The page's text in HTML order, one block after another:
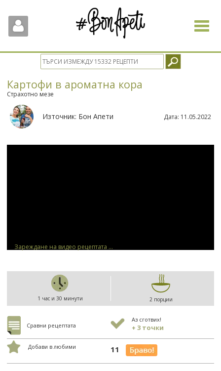
Toggle
Картофи в ароматна кора
Страхотно мезе
Източник: Бон Апети Дата: 11.05.2022
Зареждане на видео рецептата ...
1 час и 30 минути 2 порции
Сравни рецептата
Аз сготвих!
+ 3 точки
Добави в любими 11